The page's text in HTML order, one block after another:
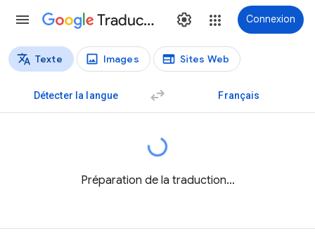
Traduction Connexion
Types de traductions
Texte Images Sites Web
Détecter la langue Français
Préparation de la traduction…